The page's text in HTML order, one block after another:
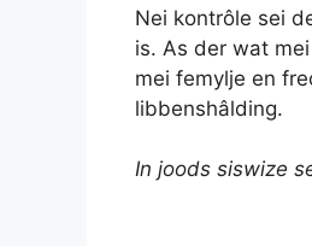
Nei kontrôle sei
is. As der wat
mei femylje en
libbenshâlding.
In joods siswize